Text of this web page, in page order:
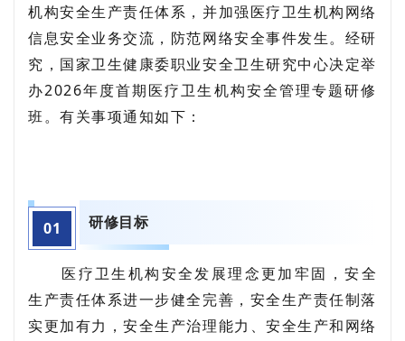
机构安全生产责任体系，并加强医疗卫生机构网络
信息安全业务交流，防范网络安全事件发生。经研
究，国家卫生健康委职业安全卫生研究中心决定举
办2026年度首期医疗卫生机构安全管理专题研修
班。有关事项通知如下：
01 研修目标
医疗卫生机构安全发展理念更加牢固，安全
生产责任体系进一步健全完善，安全生产责任制落
实更加有力，安全生产治理能力、安全生产和网络